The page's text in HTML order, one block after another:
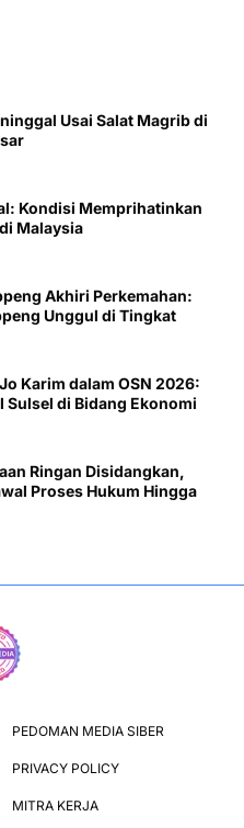
Usai Salat Magrib di
Kondisi Memprihatinkan
Malaysia
Akhiri Perkemahan:
Unggul di Tingkat
Karim dalam OSN 2026:
Sulsel di Bidang Ekonomi
Ringan Disidangkan,
Proses Hukum Hingga
PEDOMAN MEDIA SIBER
PRIVACY POLICY
MITRA KERJA